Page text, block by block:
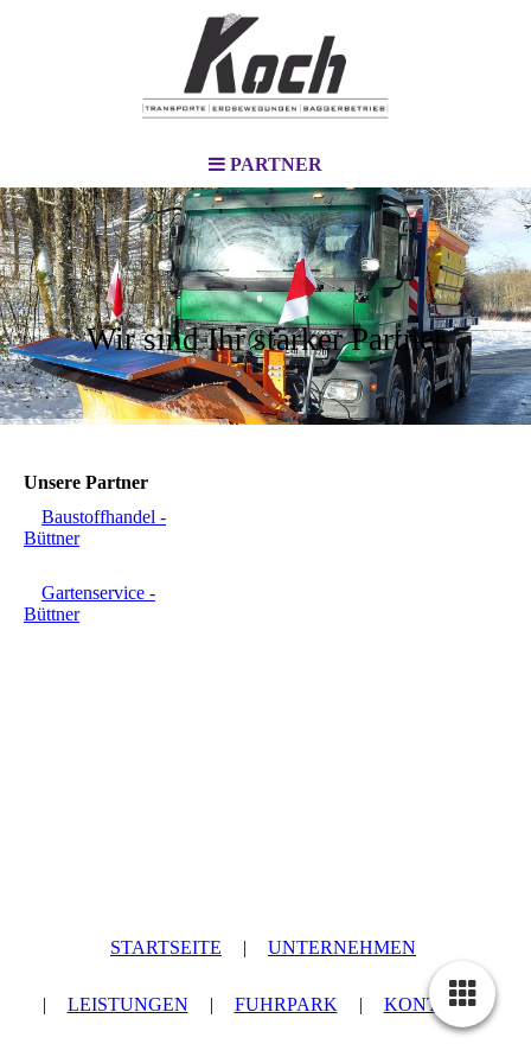
PARTNER
Wir sind Ihr starker Partner
Unsere Partner
Baustoffhandel -
Büttner
Gartenservice -
Büttner
STARTSEITE | UNTERNEHMEN
| LEISTUNGEN | FUHRPARK | KONTAKT